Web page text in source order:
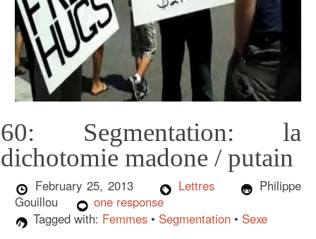
60: Segmentation: la
dichotomie madone / putain
February 25, 2013 Lettres
Philippe
Gouillou
one response
Tagged with: Femmes • Segmentation • Sexe